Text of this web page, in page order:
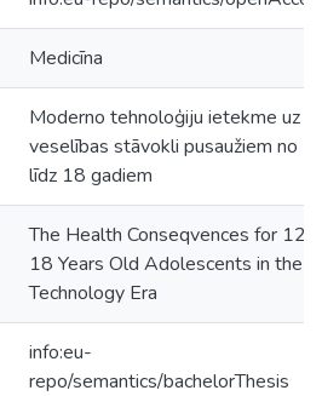
Medicīna
Moderno tehnoloģiju ietekme uz
veselības stāvokli pusaužiem no
līdz 18 gadiem
The Health Conseqvences for 12
18 Years Old Adolescents in the
Technology Era
info:eu-
repo/semantics/bachelorThesis